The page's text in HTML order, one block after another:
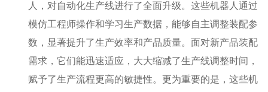
人，对自动化生产线进行了全面升级。这些机器人通过
模仿工程师操作和学习生产数据，能够自主调整装配参
数，显著提升了生产效率和产品质量。面对新产品装配
需求，它们能迅速适应，大大缩减了生产线调整时间，
赋予了生产流程更高的敏捷性。更为重要的是，这些机